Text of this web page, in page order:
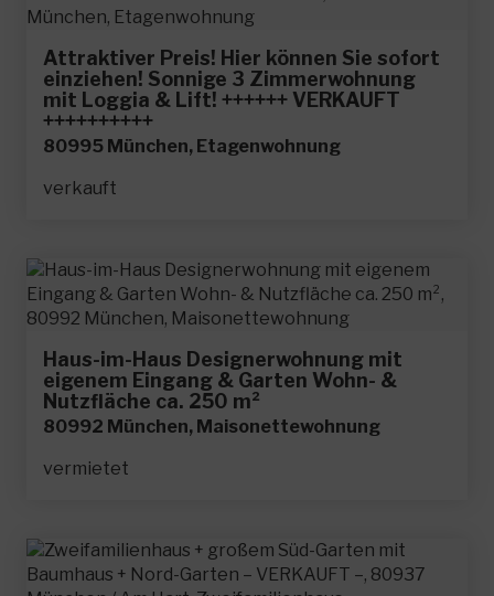
Attraktiver Preis! Hier können Sie sofort
einziehen! Sonnige 3 Zimmerwohnung
mit Loggia & Lift! ++++++ VERKAUFT
++++++++++
80995 München, Etagenwohnung
verkauft
Haus-im-Haus Designerwohnung mit
eigenem Eingang & Garten Wohn- &
Nutzfläche ca. 250 m²
80992 München, Maisonettewohnung
vermietet